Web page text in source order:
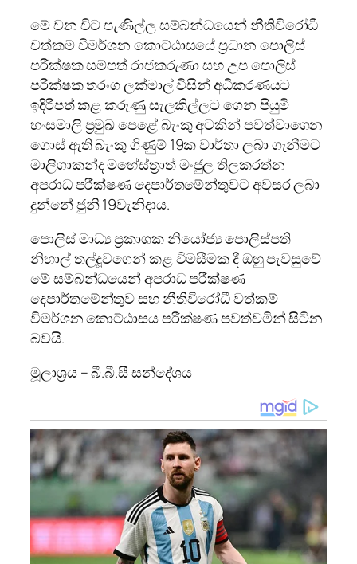
මේ වන විට පැණිල්ල සම්බන්ධයෙන් නීතිවිරෝධී
වත්කම් විමර්ශන කොට්ඨාසයේ ප්‍රධාන පොලිස්
පරීක්ෂක සම්පත් රාජකරුණා සහ උප පොලිස්
පරීක්ෂක තරංග ලක්මාල් විසින් අධිකරණයට
ඉදිරිපත් කළ කරුණු සැලකිල්ලට ගෙන පියුමි
හංසමාලි ප්‍රමුඛ පෙළේ බැංකු අටකින් පවත්වාගෙන
ගොස් ඇති බැංකු ගිණුම් 19ක වාර්තා ලබා ගැනීමට
මාලිගාකන්ද මහේස්ත්‍රාත් මංජුල තිලකරත්න
අපරාධ පරීක්ෂණ දෙපාර්තමේන්තුවට අවසර ලබා
දුන්නේ ජුනි 19වැනිදාය.
පොලිස් මාධ්‍ය ප්‍රකාශක නියෝජ්‍ය පොලිස්පති
නිහාල් තල්දූවගෙන් කළ විමසීමක දී ඔහු පැවසුවේ
මේ සම්බන්ධයෙන් අපරාධ පරීක්ෂණ
දෙපාර්තමේන්තුව සහ නීතිවිරෝධී වත්කම්
විමර්ශන කොට්ඨාසය පරීක්ෂණ පවත්වමින් සිටින
බවයි.
මූලාශ්‍රය – බී.බී.සී සන්දේශය